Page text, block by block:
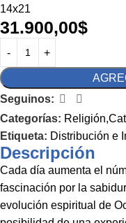
14x21
31.900,00$
Seguinos:
Categorías:
Etiqueta: Distribución e
Descripción
Cada día aumenta el
fascinación por la
evolución espiritual de